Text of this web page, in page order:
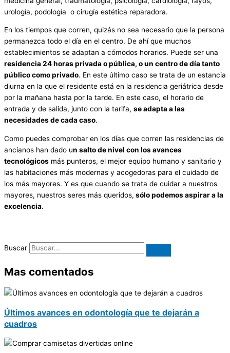
urología, podología o cirugía estética reparadora.
En los tiempos que corren, quizás no sea necesario que la persona
permanezca todo el día en el centro. De ahí que muchos
establecimientos se adaptan a cómodos horarios. Puede ser una
residencia 24 horas privada o pública, o un centro de día tanto
público como privado. En este último caso se trata de un estancia
diurna en la que el residente está en la residencia geriátrica desde
por la mañana hasta por la tarde. En este caso, el horario de
entrada y de salida, junto con la tarifa, se adapta a las
necesidades de cada caso.
Como puedes comprobar en los días que corren las residencias de
ancianos han dado un salto de nivel con los avances
tecnológicos más punteros, el mejor equipo humano y sanitario y
las habitaciones más modernas y acogedoras para el cuidado de
los más mayores. Y es que cuando se trata de cuidar a nuestros
mayores, nuestros seres más queridos, sólo podemos aspirar a la
excelencia.
Buscar
Mas comentados
Últimos avances en odontología que te dejarán a
cuadros